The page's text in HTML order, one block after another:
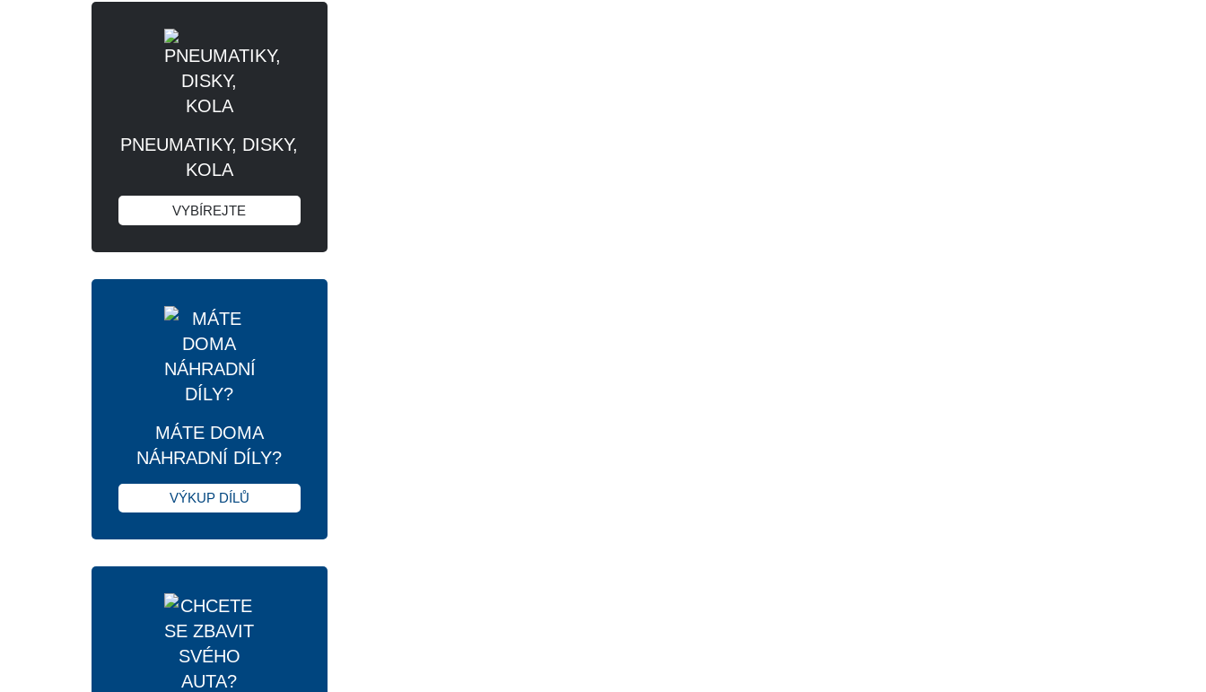
PNEUMATIKY, DISKY,
KOLA
VYBÍREJTE
MÁTE DOMA
NÁHRADNÍ DÍLY?
VÝKUP DÍLŮ